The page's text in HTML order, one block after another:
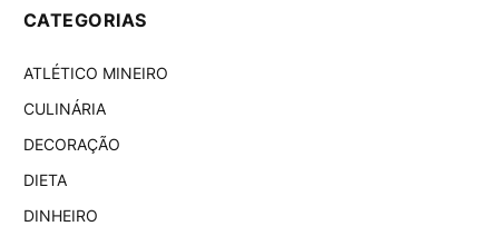
CATEGORIAS
ATLÉTICO MINEIRO
CULINÁRIA
DECORAÇÃO
DIETA
DINHEIRO